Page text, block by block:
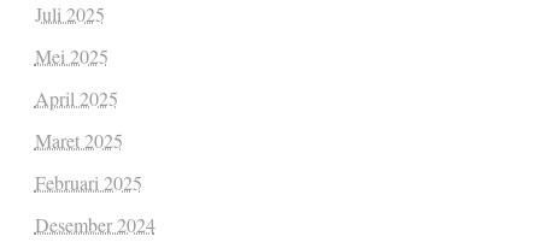
Juli 2025
Mei 2025
April 2025
Maret 2025
Februari 2025
Desember 2024